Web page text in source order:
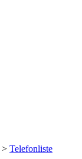
> Telefonliste